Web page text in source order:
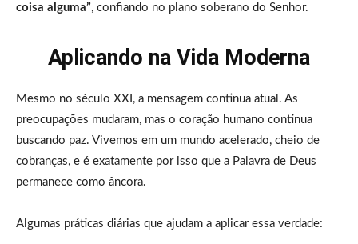
coisa alguma”, confiando no plano soberano do Senhor.
Aplicando na Vida Moderna
Mesmo no século XXI, a mensagem continua atual. As
preocupações mudaram, mas o coração humano continua
buscando paz. Vivemos em um mundo acelerado, cheio de
cobranças, e é exatamente por isso que a Palavra de Deus
permanece como âncora.
Algumas práticas diárias que ajudam a aplicar essa verdade: